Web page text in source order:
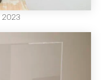
2023